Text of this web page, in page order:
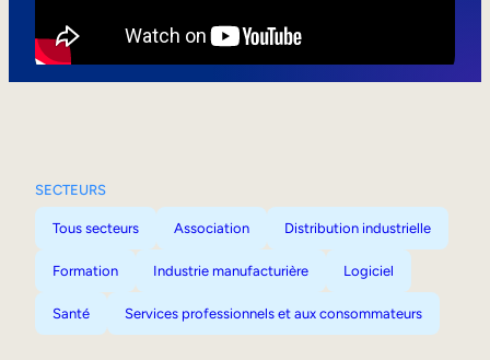
SECTEURS
Tous secteurs Association Distribution industrielle
Formation Industrie manufacturière Logiciel
Santé Services professionnels et aux consommateurs